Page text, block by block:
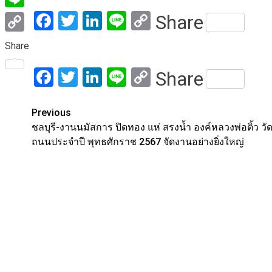
Facebook
Twitter
LinkedIn
LineCopy
Share
Facebook
Twitter
LinkedIn
LineCopy
Share
Post
navigation
Previous
ชลบุรี-งานนมัสการ ปิดทอง แห่ สรงน้ำ องค์หลวงพ่อติ้ว วั
ถนนประจำปี พุทธศักราช 2567 จัดงานอย่างยิ่งใหญ่
Line
Copy
Link
Share